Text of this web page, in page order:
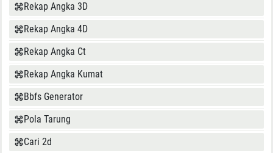
Rekap Angka 3D
Rekap Angka 4D
Rekap Angka Ct
Rekap Angka Kumat
Bbfs Generator
Pola Tarung
Cari 2d